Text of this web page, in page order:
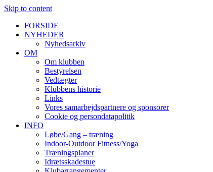
Skip to content
FORSIDE
NYHEDER
Nyhedsarkiv
OM
Om klubben
Bestyrelsen
Vedtægter
Klubbens historie
Links
Vores samarbejdspartnere og sponsorer
Cookie og persondatapolitik
INFO
Løbe/Gang – træning
Indoor-Outdoor Fitness/Yoga
Træningsplaner
Idrætsskadestue